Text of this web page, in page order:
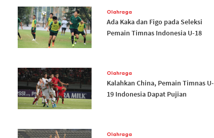
Olahraga
Ada Kaka dan Figo pada Seleksi
Pemain Timnas Indonesia U-18
Olahraga
Kalahkan China, Pemain Timnas U-
19 Indonesia Dapat Pujian
Olahraga